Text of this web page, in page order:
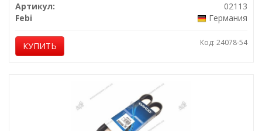
Артикул:
02113
Febi
Германия
КУПИТЬ Код: 24078-54